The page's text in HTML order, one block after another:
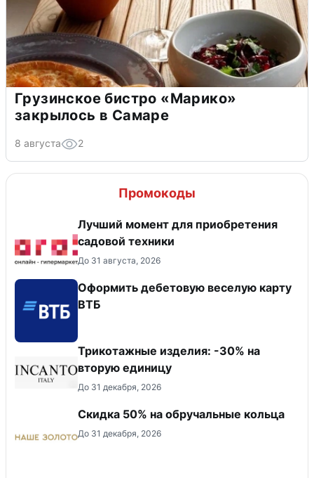
Грузинское бистро «Марико»
закрылось в Самаре
8 августа 2
Промокоды
Лучший момент для приобретения
садовой техники
До 31 августа, 2026
Оформить дебетовую веселую карту
ВТБ
Трикотажные изделия: -30% на
вторую единицу
До 31 декабря, 2026
Скидка 50% на обручальные кольца
До 31 декабря, 2026